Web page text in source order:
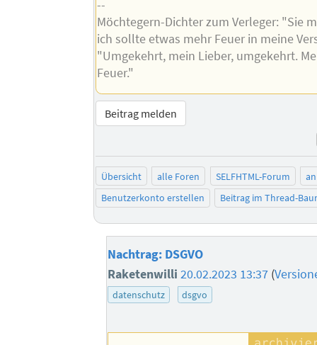
--
Möchtegern-Dichter zum Verleger: "Sie
ich sollte etwas mehr Feuer in meine
"Umgekehrt, mein Lieber, umgekehrt.
Feuer."
Beitrag melden
Übersicht alle Foren SELFHTML-Forum
Benutzerkonto erstellen
Beitrag im Thread-
Nachtrag: DSGVO
Raketenwilli20.02.2023 13:37 (
datenschutz dsgvo